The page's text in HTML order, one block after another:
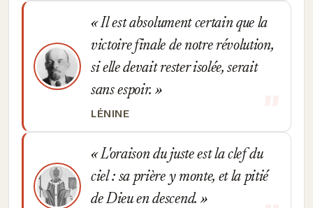
Il est absolument certain que la
victoire finale de notre révolution,
si elle devait rester isolée, serait
sans espoir.
LÉNINE
L'oraison du juste est la clef du
ciel : sa prière y monte, et la pitié
de Dieu en descend.